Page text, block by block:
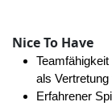
Nice To Have
als Vertretung
Erfahrener